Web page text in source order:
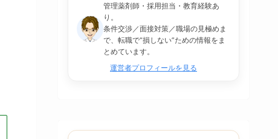
管理薬剤師・採用担当・教育経験あ
り。
条件交渉／面接対策／職場の見極めま
で、転職で“損しない”ための情報をま
とめています。
運営者プロフィールを見る